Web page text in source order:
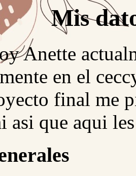
Mis
Anette
en el
final me
asi que aqui